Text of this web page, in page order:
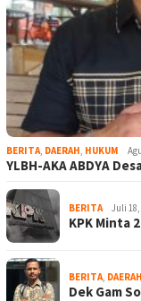
BERITA DAERAH HUKUM
YLBH-AKA ABDYA
BERITA Juli 18,
KPK Minta
BERITA DAERAH
Dek Gam